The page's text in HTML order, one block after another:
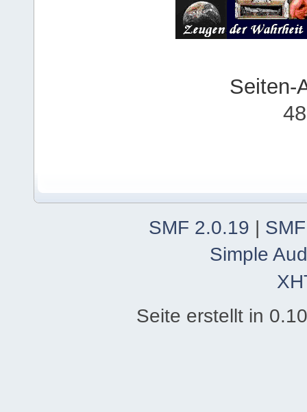
Seiten-
SMF 2.0.19 |
Simple
Seite erstellt in